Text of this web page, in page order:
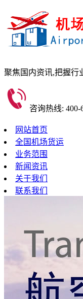
聚焦国内资讯,把握行
咨询热线: 400-
网站首页
全国机场货运
业务范围
新闻资讯
关于我们
联系我们